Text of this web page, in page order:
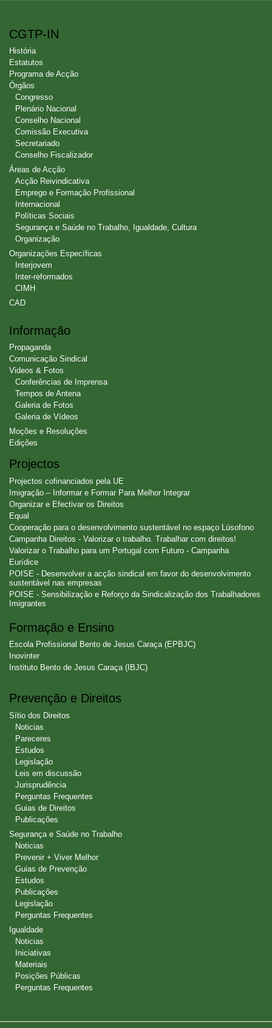
CGTP-IN
História
Estatutos
Programa de Acção
Órgãos
Congresso
Plenário Nacional
Conselho Nacional
Comissão Executiva
Secretariado
Conselho Fiscalizador
Áreas de Acção
Acção Reivindicativa
Emprego e Formação Profissional
Internacional
Políticas Sociais
Segurança e Saúde no Trabalho, Igualdade, Cultura
Organização
Organizações Específicas
Interjovem
Inter-reformados
CIMH
CAD
Informação
Propaganda
Comunicação Sindical
Videos & Fotos
Conferências de Imprensa
Tempos de Antena
Galeria de Fotos
Galeria de Vídeos
Moções e Resoluções
Edições
Projectos
Projectos cofinanciados pela UE
Imigração – Informar e Formar Para Melhor Integrar
Organizar e Efectivar os Direitos
Equal
Cooperação para o desenvolvimento sustentável no espaço Lúsofono
Campanha Direitos - Valorizar o trabalho. Trabalhar com direitos!
Valorizar o Trabalho para um Portugal com Futuro - Campanha
Eurídice
POISE - Desenvolver a acção sindical em favor do desenvolvimento
sustentável nas empresas
POISE - Sensibilização e Reforço da Sindicalização dos Trabalhadores
Imigrantes
Formação e Ensino
Escola Profissional Bento de Jesus Caraça (EPBJC)
Inovinter
Instituto Bento de Jesus Caraça (IBJC)
Prevenção e Direitos
Sítio dos Direitos
Noticias
Pareceres
Estudos
Legislação
Leis em discussão
Jurisprudência
Perguntas Frequentes
Guias de Direitos
Publicações
Segurança e Saúde no Trabalho
Noticias
Prevenir + Viver Melhor
Guias de Prevenção
Estudos
Publicações
Legislação
Perguntas Frequentes
Igualdade
Noticias
Iniciativas
Materiais
Posições Públicas
Perguntas Frequentes